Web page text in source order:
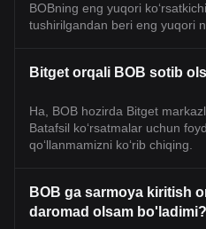
BOBning eng yuqori
tushirilgandan beri eng yuqori
Bitget orqali BOB sotib
Ha, BOB hozirda Bitget
Batafsil koʻrsatmalar uchun
qoʻllanmamizni koʻrib chiqing.
BOB ga sarmoya kiritish
daromad olsam bo'ladimi?